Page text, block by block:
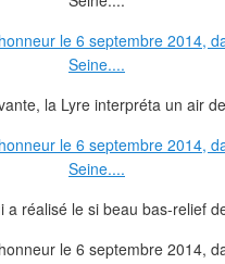
la Lyre interpréta un air
a réalisé le si beau bas-relief